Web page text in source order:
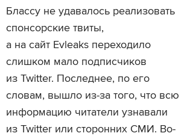
Блассу не удавалось реализовать
спонсорские твиты,
а на сайт Evleaks переходило
слишком мало подписчиков
из Twitter. Последнее, по его
словам, вышло из-за того, что всю
информацию читатели узнавали
из Twitter или сторонних СМИ. Во-